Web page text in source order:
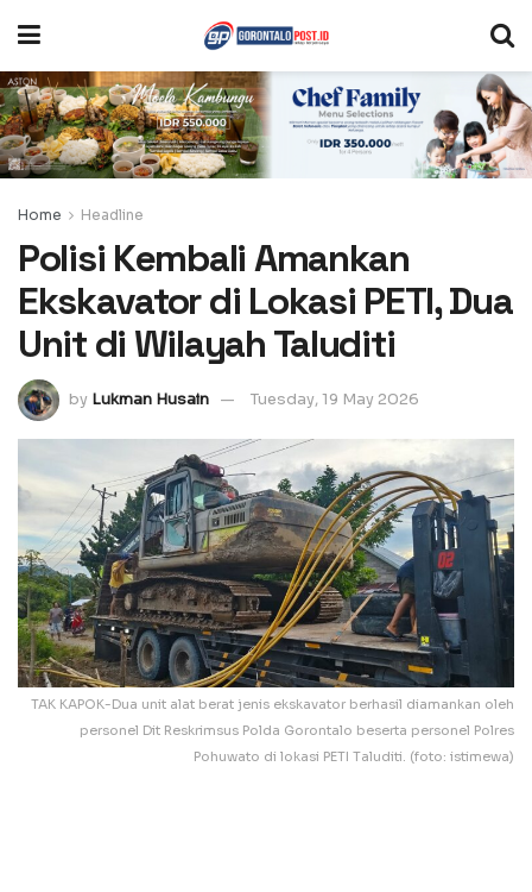
Home Headline
Polisi Kembali Amankan
Ekskavator di Lokasi PETI, Dua
Unit di Wilayah Taluditi
by Lukman Husain Tuesday, 19 May 2026
TAK KAPOK-Dua unit alat berat jenis ekskavator berhasil diamankan oleh
personel Dit Reskrimsus Polda Gorontalo beserta personel Polres
Pohuwato di lokasi PETI Taluditi. (foto: istimewa)